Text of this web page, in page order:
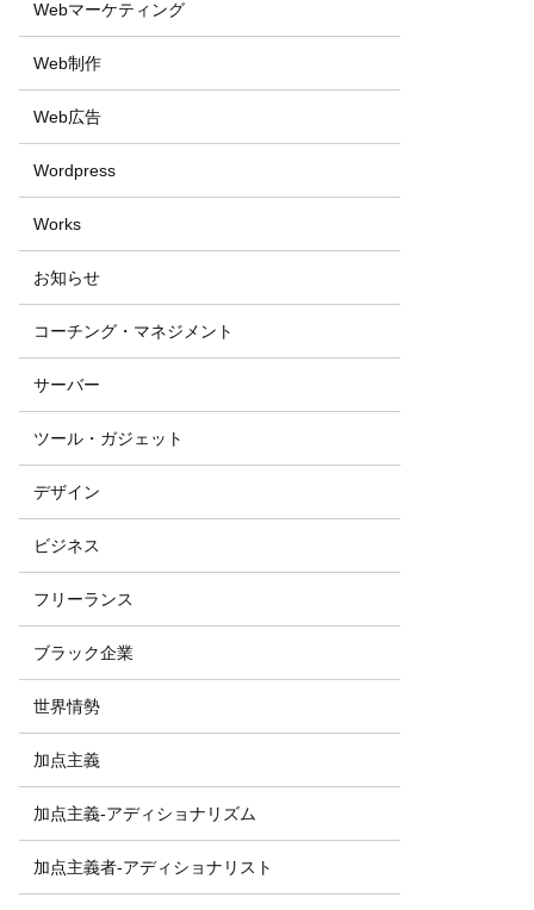
Webマーケティング
Web制作
Web広告
Wordpress
Works
お知らせ
コーチング・マネジメント
サーバー
ツール・ガジェット
デザイン
ビジネス
フリーランス
ブラック企業
世界情勢
加点主義
加点主義-アディショナリズム
加点主義者-アディショナリスト